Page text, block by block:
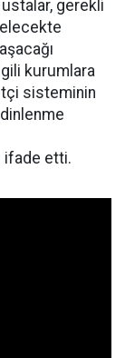
gerekli
kurumlara
sisteminin
ifade etti.